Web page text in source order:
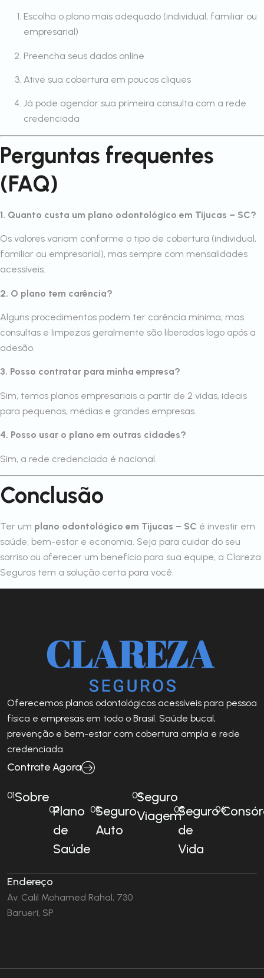
Escolha o plano mais adequado (individual, familiar ou
empresarial)
Preencha seus dados online
Ative sua cobertura em poucos cliques
Já pode agendar sua primeira consulta com a rede
credenciada
Perguntas frequentes
(FAQ)
1. Quanto custa um plano odontológico em Tijucas – SC?
Os valores variam conforme o tipo de cobertura (individual,
familiar ou empresarial), mas sempre com mensalidades
acessíveis.
2. O plano tem carência?
Alguns procedimentos podem ter carência mínima, mas
consultas e limpezas geralmente são liberadas logo após a
adesão.
3. Posso contratar para minha empresa?
Sim, temos planos empresariais a partir de 2 vidas, ideais
para pequenas, médias e grandes empresas.
4. Posso usar o plano em outras cidades?
Sim, a rede credenciada é nacional.
Conclusão
Ter um plano odontológico em Tijucas – SC é investir em
saúde, bem-estar e economia. Seja para cuidar do seu
sorriso ou oferecer um benefício para sua equipe, a Clareza
Seguros tem a solução certa para você.
Oferecemos planos odontológicos acessíveis para pessoa
física e empresas em todo o Brasil. Saúde bucal,
prevenção e bem-estar com cobertura ampla e rede
credenciada.
Contrate Agora
01Sobre
02Plano
de
Saúde
03Seguro
Auto
04Seguro
Viagem
05Seguro
de
Vida
06
Endereço
Av. Calil Mohamed Rahal, 730
Barueri, SP